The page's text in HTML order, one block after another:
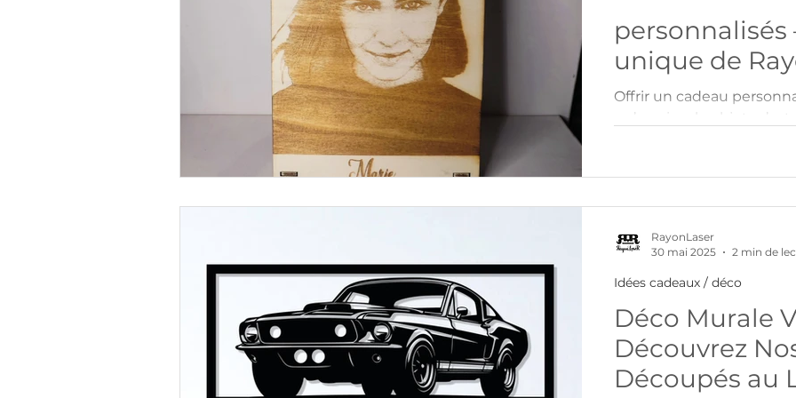
personnalisés
unique de
Offrir un cadeau
qu’un simple objet :
créations en bois, verre,
permettent d’offrir un
Cette sélection réunit
décoratives très
Déco Murale
Découvrez
Découpés au
Idées cadeaux / déco
RayonLaser
30 mai 2025
2 min de